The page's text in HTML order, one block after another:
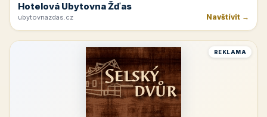
Hotelová Ubytovna Žďas
ubytovnazdas.cz Navštívit →
REKLAMA